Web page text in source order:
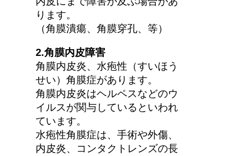
合は普通車？もしくはワ
ゴン？
顔にできた脂肪の粒は何
者？原因と対策
手の関節にできた水泡、
ります。
（角膜潰瘍、角膜穿孔、等）
2.角膜内皮障害
角膜内皮炎、水疱性（すいほう
せい）角膜症があります。
角膜内皮炎はヘルペスなどのウ
イルスが関与しているといわれ
ています。
水疱性角膜症は、手術や外傷、
内皮炎、コンタクトレンズの長